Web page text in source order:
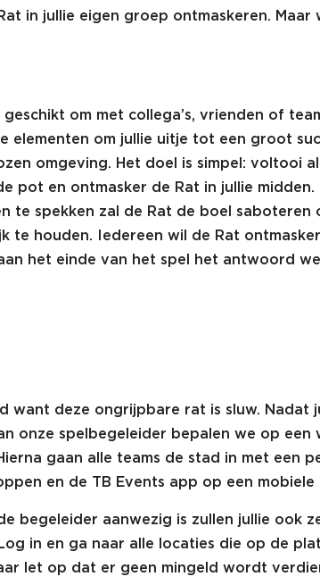
in jullie eigen groep ontmaskeren. Maar
om met collega’s, vrienden of
elementen om jullie uitje tot een groot
omgeving. Het doel is simpel: voltooi
pot en ontmasker de Rat in jullie midden.
te spekken zal de Rat de boel saboteren
te houden. Iedereen wil de Rat
het einde van het spel het antwoord
want deze ongrijpbare rat is sluw. Nadat
onze spelbegeleider bepalen we op een
gaan alle teams de stad in met een
en de TB Events app op een
begeleider aanwezig is zullen jullie ook
in en ga naar alle locaties die op de
let op dat er geen mingeld wordt